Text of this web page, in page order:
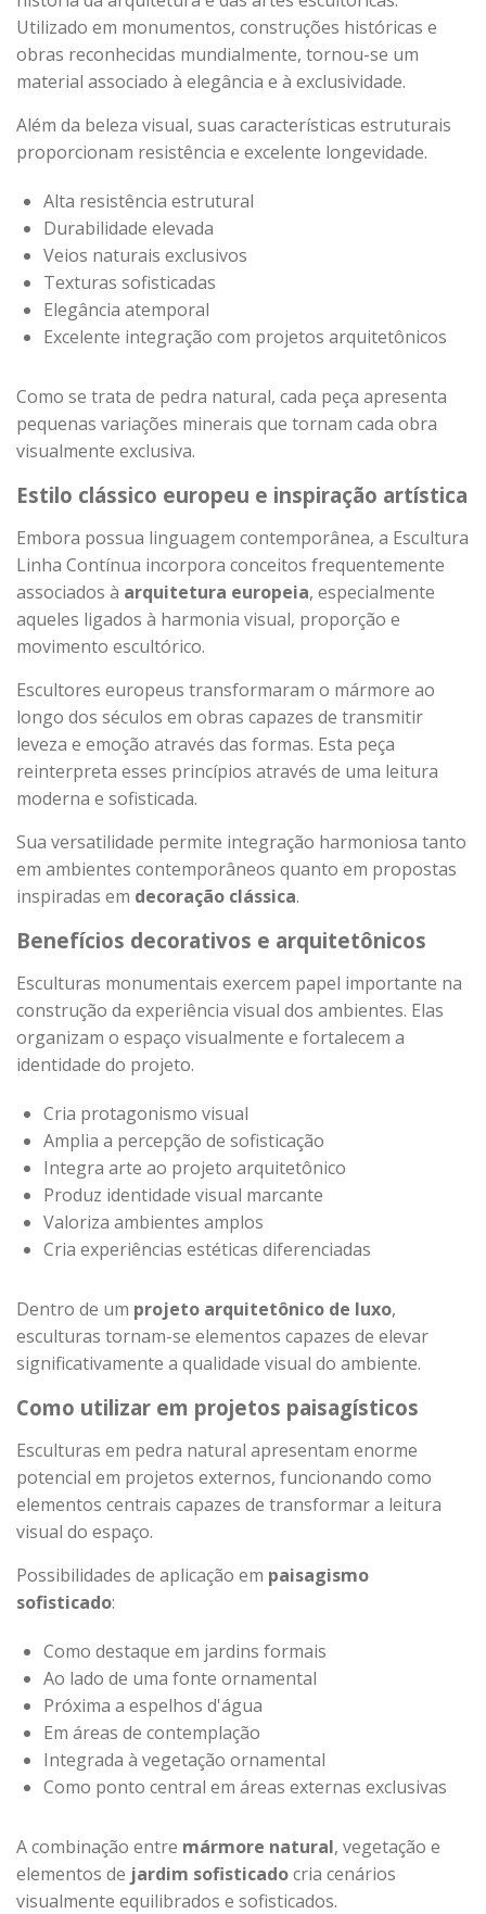
Utilizado em monumentos, construções históricas e
obras reconhecidas mundialmente, tornou-se um
material associado à elegância e à exclusividade.
Além da beleza visual, suas características estruturais
proporcionam resistência e excelente longevidade.
Alta resistência estrutural
Durabilidade elevada
Veios naturais exclusivos
Texturas sofisticadas
Elegância atemporal
Excelente integração com projetos arquitetônicos
Como se trata de pedra natural, cada peça apresenta
pequenas variações minerais que tornam cada obra
visualmente exclusiva.
Estilo clássico europeu e inspiração artística
Embora possua linguagem contemporânea, a Escultura
Linha Contínua incorpora conceitos frequentemente
associados à arquitetura europeia, especialmente
aqueles ligados à harmonia visual, proporção e
movimento escultórico.
Escultores europeus transformaram o mármore ao
longo dos séculos em obras capazes de transmitir
leveza e emoção através das formas. Esta peça
reinterpreta esses princípios através de uma leitura
moderna e sofisticada.
Sua versatilidade permite integração harmoniosa tanto
em ambientes contemporâneos quanto em propostas
inspiradas em decoração clássica.
Benefícios decorativos e arquitetônicos
Esculturas monumentais exercem papel importante na
construção da experiência visual dos ambientes. Elas
organizam o espaço visualmente e fortalecem a
identidade do projeto.
Cria protagonismo visual
Amplia a percepção de sofisticação
Integra arte ao projeto arquitetônico
Produz identidade visual marcante
Valoriza ambientes amplos
Cria experiências estéticas diferenciadas
Dentro de um projeto arquitetônico de luxo,
esculturas tornam-se elementos capazes de elevar
significativamente a qualidade visual do ambiente.
Como utilizar em projetos paisagísticos
Esculturas em pedra natural apresentam enorme
potencial em projetos externos, funcionando como
elementos centrais capazes de transformar a leitura
visual do espaço.
Possibilidades de aplicação em paisagismo
sofisticado:
Como destaque em jardins formais
Ao lado de uma fonte ornamental
Próxima a espelhos d'água
Em áreas de contemplação
Integrada à vegetação ornamental
Como ponto central em áreas externas exclusivas
A combinação entre mármore natural, vegetação e
elementos de jardim sofisticadocria cenários
visualmente equilibrados e sofisticados.